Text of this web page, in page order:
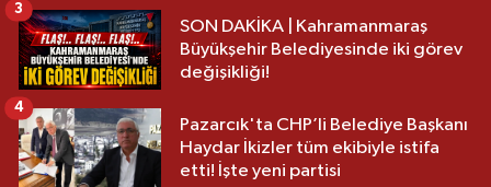
SON DAKİKA | Kahramanmaraş
Büyükşehir Belediyesinde iki görev
değişikliği!
3
Pazarcık'ta CHP’li Belediye Başkanı
Haydar İkizler tüm ekibiyle istifa
etti! İşte yeni partisi
4